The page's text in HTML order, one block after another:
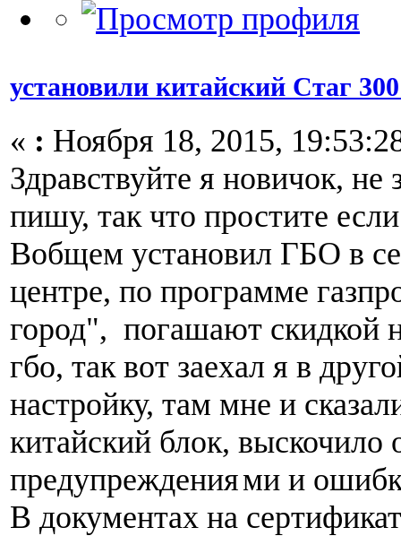
установили китайский Стаг
« : Ноября 18, 2015,
Здравствуйте я новичок,
пишу, так что простите
Вобщем установил ГБО в
центре, по программе
город", погашают скидкой
гбо, так вот заехал я в
настройку, там мне и
китайский блок, выскочило
предупреждениями и
В документах на